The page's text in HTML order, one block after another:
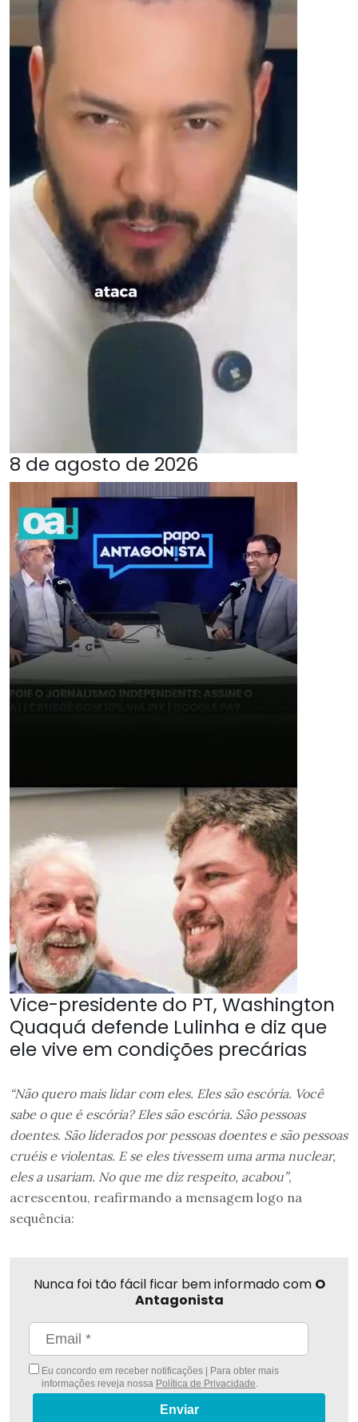
8 de agosto de 2026
Vice-presidente do PT, Washington
Quaquá defende Lulinha e diz que
ele vive em condições precárias
“Não quero mais lidar com eles. Eles são escória. Você
sabe o que é escória? Eles são escória. São pessoas
doentes. São liderados por pessoas doentes e são pessoas
cruéis e violentas. E se eles tivessem uma arma nuclear,
eles a usariam. No que me diz respeito, acabou”,
acrescentou, reafirmando a mensagem logo na
sequência:
Nunca foi tão fácil ficar bem informado com O
Antagonista
Eu concordo em receber notificações | Para obter mais
informações reveja nossa Política de Privacidade.
Enviar